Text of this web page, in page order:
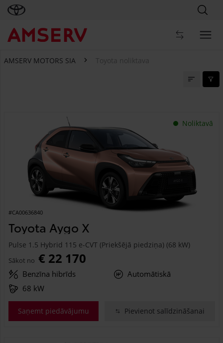
AMSERV MOTORS SIA Toyota noliktava
Noliktavā
#CA00636840
Toyota Aygo X
Pulse 1.5 Hybrid 115 e-CVT (Priekšējā piedziņa) (68 kW)
Sākot no € 22 170
Benzīna hibrīds
Automātiskā
68 kW
Saņemt piedāvājumu Pievienot salīdzināšanai